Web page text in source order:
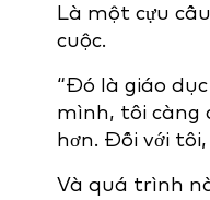
Là một cựu
cuộc.
“Đó là giáo
mình, tôi càng
hơn. Đối với
Và quá trình